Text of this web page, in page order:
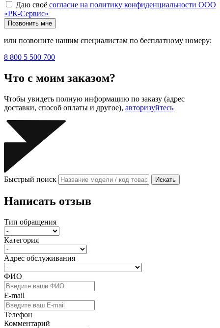
Даю своё согласие на политику конфиденциальности ООО
«РК-Сервис»
Позвонить мне
или позвоните нашим специалистам по бесплатному номеру:
8 800 5 500 700
Что с моим заказом?
Чтобы увидеть полную информацию по заказу (адрес
доставки, способ оплаты и другое), авторизуйтесь
Быстрый поиск Искать
Написать отзыв
Тип обращения
Категория
Адрес обслуживания
ФИО
E-mail
Телефон
Комментарий